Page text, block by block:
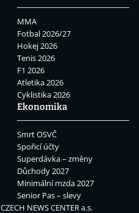
MMA
Fotbal 2026/27
Hokej 2026
Tenis 2026
F1 2026
Atletika 2026
Cyklistika 2026
Ekonomika
Smrt OSVČ
Spořicí účty
Superdávka – změny
Důchody 2027
Minimální mzda 2027
Senior Pas – slevy
CZECH NEWS CENTER a.s.